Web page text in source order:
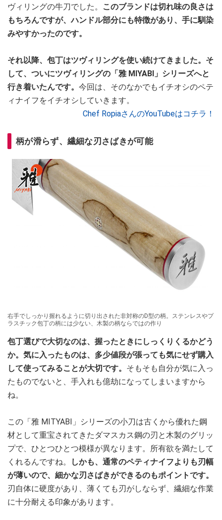
ヴィリングの牛刀でした。
このブランドは切れ味の良さは
もちろんですが、ハンドル部分にも特徴があり、手に馴染
みやすかったのです。
それ以降、包丁はツヴィリングを使い続けてきました。そ
して、ついにツヴィリングの「雅 MIYABI」シリーズへと
行き着いたんです。 今回は、そのなかでもイチオシのペテ
ィナイフをイチオシしていきます。
Chef RopiaさんのYouTubeはコチラ！
柄が滑らず、繊細な刃さばきが可能
右手でしっかり握れるように切り出された非対称のD型の柄。ステンレスやプ
ラスチック包丁の柄には少ない、木製の柄ならではの作り
包丁選びで大切なのは、握ったときにしっくりくるかどう
か。気に入ったものは、多少値段が張っても気にせず購入
して使ってみることが大切です。 そもそも自分が気に入っ
たものでないと、手入れも億劫になってしまいますから
ね。
この「雅 MITYABI」シリーズの小刀は古くから優れた鋼
材として重宝されてきたダマスカス鋼の刃と木製のグリッ
プで、ひとつひとつ模様が異なります。所有欲を満たして
くれるんですね。
しかも、通常のペティナイフよりも刃幅
が薄いので、細かな刃さばきができるのもポイントです。
刃自体に硬度があり、薄くても刃がしならず、繊細な作業
に十分耐える印象があります。